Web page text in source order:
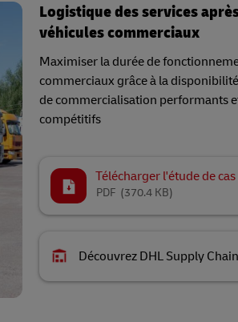
Logistique des services
véhicules commerciaux
Maximiser la durée de
commerciaux grâce à la
de commercialisation performants
compétitifs
Télécharger l'étude de cas
(370.4 KB)
PDF
Découvrez DHL Supply Chain